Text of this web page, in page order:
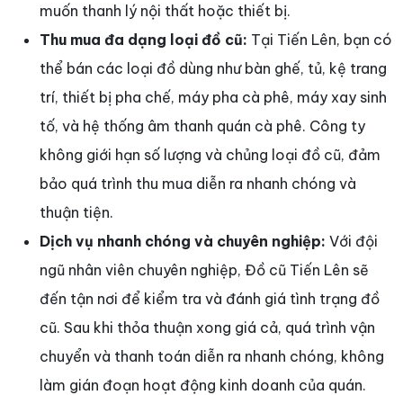
muốn thanh lý nội thất hoặc thiết bị.
Thu mua đa dạng loại đồ cũ: Tại Tiến Lên, bạn có
thể bán các loại đồ dùng như bàn ghế, tủ, kệ trang
trí, thiết bị pha chế, máy pha cà phê, máy xay sinh
tố, và hệ thống âm thanh quán cà phê. Công ty
không giới hạn số lượng và chủng loại đồ cũ, đảm
bảo quá trình thu mua diễn ra nhanh chóng và
thuận tiện.
Dịch vụ nhanh chóng và chuyên nghiệp: Với đội
ngũ nhân viên chuyên nghiệp, Đồ cũ Tiến Lên sẽ
đến tận nơi để kiểm tra và đánh giá tình trạng đồ
cũ. Sau khi thỏa thuận xong giá cả, quá trình vận
chuyển và thanh toán diễn ra nhanh chóng, không
làm gián đoạn hoạt động kinh doanh của quán.